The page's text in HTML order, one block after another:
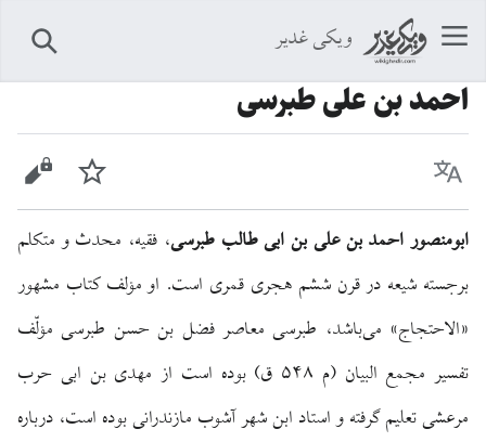
ویکی غدیر
احمد بن علی طبرسی
زبان پیگیری
ابومنصور احمد بن علی بن ابی طالب طبرسی، فقیه، محدث و متکلم
برجسته شیعه در قرن ششم هجری قمری است. او مؤلف کتاب مشهور
«الاحتجاج» می‌باشد، طبرسی معاصر فضل بن حسن طبرسی مؤلّف
تفسیر مجمع البیان (م ۵۴۸ ق) بوده است از مهدی بن ابی حرب
مرعشی تعلیم گرفته و استاد ابن شهر آشوب مازندرانی بوده است، درباره